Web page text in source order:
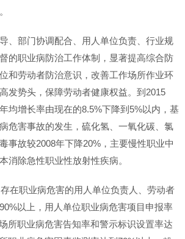
、部门协调配合、用人单位负责、行业规
的职业病防治工作体制，显著提高综合防
和劳动者防治意识，改善工作场所作业环
发势头，保障劳动者健康权益。到2015
均增长率由现在的8.5%下降到5%以内，基
危害事故的发生，硫化氢、一氧化碳、氯
事故较2008年下降20%，主要慢性职业中
消除急性职业性放射性疾病。
在职业病危害的用人单位负责人、劳动者
以上，用人单位职业病危害项目申报率
所职业病危害告知率和警示标识设置率达